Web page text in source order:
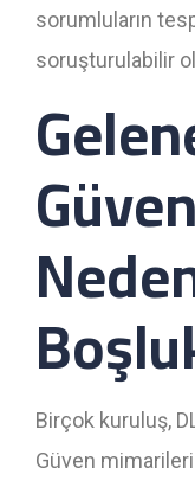
sorumluların
soruşturulabilir
Birçok kuruluş,
Güven